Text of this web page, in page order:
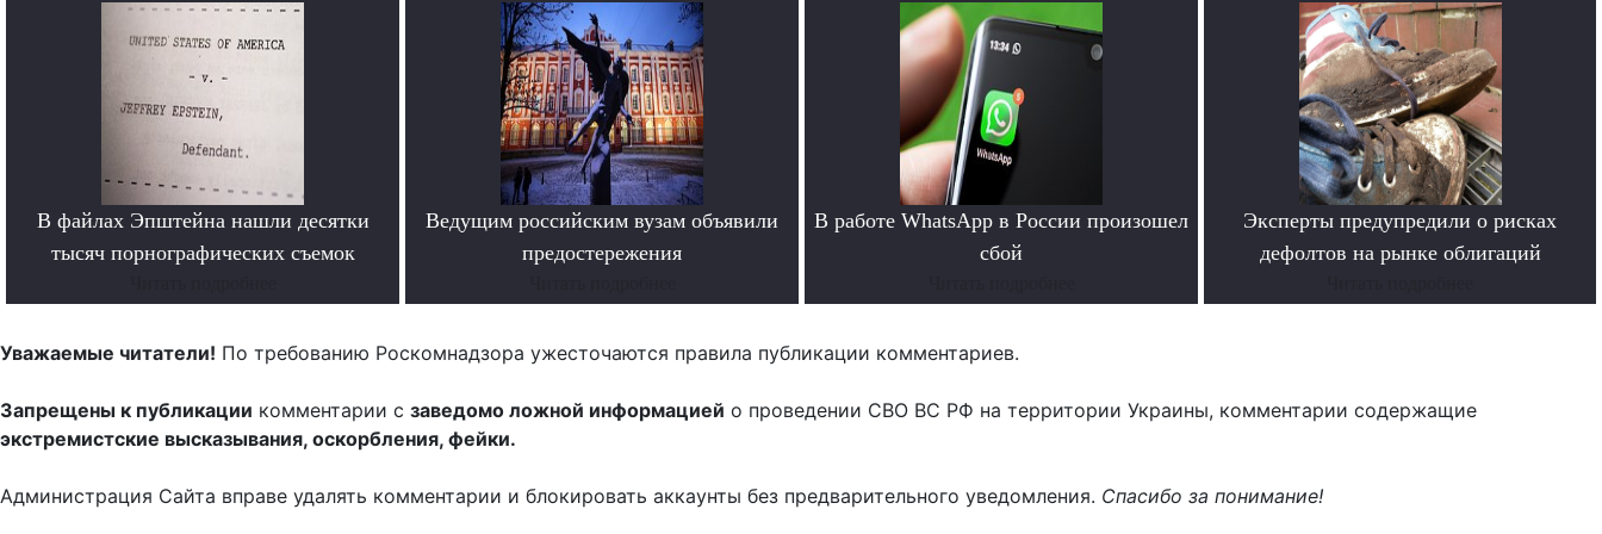
В файлах Эпштейна нашли десятки
тысяч порнографических съемок
Ведущим российским вузам объявили
предостережения
В работе WhatsApp в России произошел
сбой
Эксперты предупредили о рисках
дефолтов на рынке облигаций
Уважаемые читатели! По требованию Роскомнадзора ужесточаются правила публикации комментариев.
Запрещены к публикации комментарии с заведомо ложной информацией о проведении СВО ВС РФ на территории Украины, комментарии содержащие
экстремистские высказывания, оскорбления, фейки.
Администрация Сайта вправе удалять комментарии и блокировать аккаунты без предварительного уведомления. Спасибо за понимание!